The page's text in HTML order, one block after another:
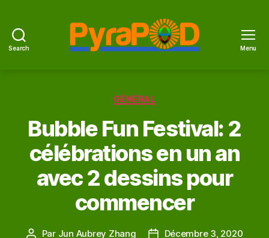
Search
solaire
Menu
Catégories
GÉNÉRAL
Bubble Fun Festival: 2
célébrations en un an
avec 2 dessins pour
commencer
Auteur
Par Jun Aubrey Zhang
DateDécembre 3, 2020